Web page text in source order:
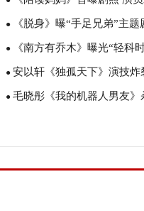
英文
● 《脱身》曝“手足兄弟”主
兄弟的精分日常
● 《南方有乔木》曝光“轻科
感打造都市“智族”
● 安以轩《独孤天下》演技炸
女人
● 毛晓彤《我的机器人男友